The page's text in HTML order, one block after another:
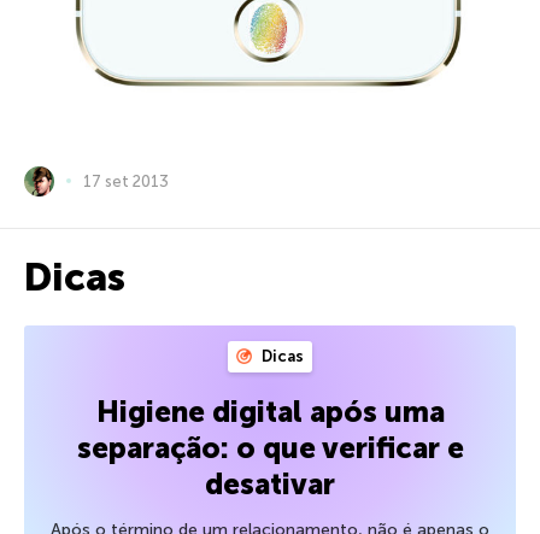
17 set 2013
Dicas
Dicas
Higiene digital após uma
separação: o que verificar e
desativar
Após o término de um relacionamento, não é apenas o